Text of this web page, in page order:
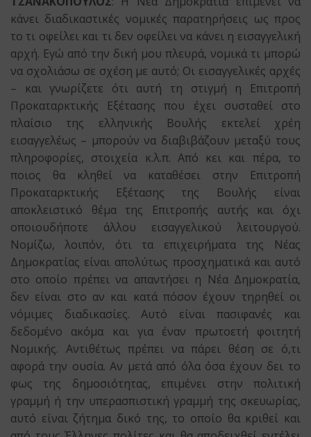
κάνει διαδικαστικές νομικές παρατηρήσεις ως προς
το τι οφείλει και τι δεν οφείλει να κάνει η εισαγγελική
αρχή. Εγώ από την δική μου πλευρά, νομικά τι μπορώ
να σχολιάσω σε σχέση με αυτό; Οι εισαγγελικές αρχές
– και γνωρίζετε ότι αυτή τη στιγμή η Επιτροπή
Προκαταρκτικής Εξέτασης που έχει συσταθεί στο
πλαίσιο της ελληνικής Βουλής εκτελεί χρέη
εισαγγελέως – μπορούν να διαβιβάζουν μεταξύ τους
πληροφορίες, στοιχεία κ.λ.π. Από κει και πέρα, το
ποιος θα κληθεί να καταθέσει στην Επιτροπή
Προκαταρκτικής Εξέτασης της Βουλής είναι
αποκλειστικό θέμα της Επιτροπής αυτής και όχι
οποιουδήποτε άλλου εισαγγελικού λειτουργού.
Νομίζω, λοιπόν, ότι τα επιχειρήματα της Νέας
Δημοκρατίας είναι απολύτως προσχηματικά και αυτό
στο οποίο πρέπει να απαντήσει η Νέα Δημοκρατία,
δεν είναι στο αν και κατά πόσον έχουν τηρηθεί οι
νόμιμες διαδικασίες. Αυτό είναι πασιφανές και
δεδομένο ακόμα και για έναν πρωτοετή φοιτητή
Νομικής. Αντιθέτως πρέπει να πάρει θέση σε ό,τι
αφορά την ουσία. Αν μετά από όλα όσα έχουν δει το
φως της δημοσιότητας, επιμένει στην πολιτική
γραμμή ή την υπερασπιστική γραμμή της σκευωρίας,
αυτό είναι ζήτημα δικό της, το οποίο θα κριθεί και